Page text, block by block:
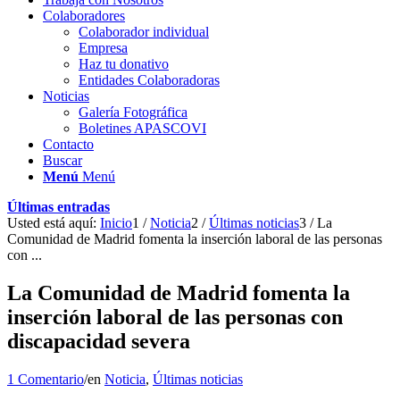
Colaboradores
Colaborador individual
Empresa
Haz tu donativo
Entidades Colaboradoras
Noticias
Galería Fotográfica
Boletines APASCOVI
Contacto
Buscar
Menú Menú
Últimas entradas
Usted está aquí: Inicio1 / Noticia2 / Últimas noticias3 / La
Comunidad de Madrid fomenta la inserción laboral de las personas
con ...
La Comunidad de Madrid fomenta la
inserción laboral de las personas con
discapacidad severa
1 Comentario/en Noticia, Últimas noticias